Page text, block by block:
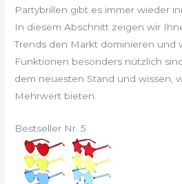
Partybrillen gibt es immer wieder
In diesem Abschnitt zeigen wir
Trends den Markt dominieren und
Funktionen besonders nützlich
dem neuesten Stand und wissen,
Mehrwert bieten.
Bestseller Nr. 5